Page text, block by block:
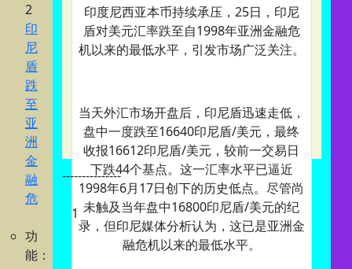
2
印
尼
盾
跌
至
亚
洲
金
融
危
功
能：
印度尼西亚本币持续承压，25日，印尼
盾对美元汇率跌至自1998年亚洲金融危
机以来的最低水平，引发市场广泛关注。
当天外汇市场开盘后，印尼盾迅速走低，
盘中一度跌至16640印尼盾/美元，最终
收报16612印尼盾/美元，较前一交易日
下跌44个基点。这一汇率水平已逼近
1998年6月17日创下的历史低点。尽管尚
未触及当年盘中16800印尼盾/美元的纪
录，但印尼媒体分析认为，这已是亚洲金
融危机以来的最低水平。
---------------
1